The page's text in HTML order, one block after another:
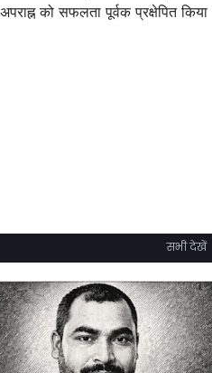
को सफलता पूर्वक प्रक्षेपित किया
सभी देखें